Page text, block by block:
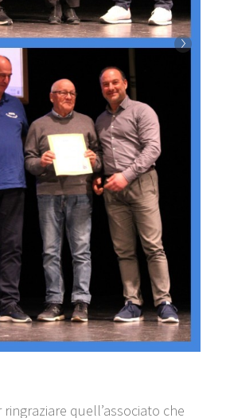
quell’associato che